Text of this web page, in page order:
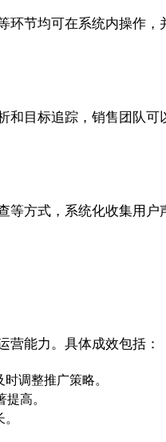
节均可在系统内操作，
目标追踪，销售团队
方式，系统化收集用
营能力。具体成效包括：
调整推广策略。
高。